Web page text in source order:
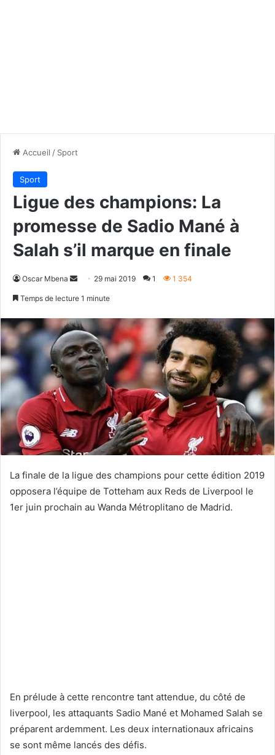
Accueil / Sport
Sport
Ligue des champions: La
promesse de Sadio Mané à
Salah s’il marque en finale
Oscar Mbena
Envoyer29 mai 2019 1 1 354
Temps de lecture 1 minute
La finale de la ligue des champions pour cette édition 2019
opposera l’équipe de Totteham aux Reds de Liverpool le
1er juin prochain au Wanda Métroplitano de Madrid.
En prélude à cette rencontre tant attendue, du côté de
liverpool, les attaquants Sadio Mané et Mohamed Salah se
préparent ardemment. Les deux internationaux africains
se sont même lancés des défis.